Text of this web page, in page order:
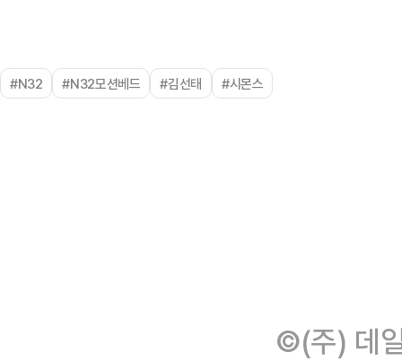
#N32 #N32모션베드 #김선태 #시몬스
©(주) 데